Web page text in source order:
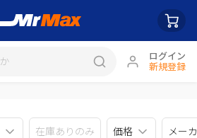
ログイン
新規登録
在庫ありのみ 価格 メー